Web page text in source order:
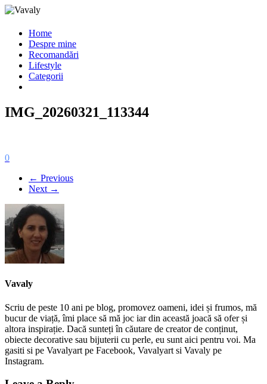
Home
Despre mine
Recomandări
Lifestyle
Categorii
IMG_20260321_113344
0
← Previous
Next →
Vavaly
Scriu de peste 10 ani pe blog, promovez oameni, idei și frumos, mă
bucur de viață, îmi place să mă joc iar din această joacă să ofer și
altora inspirație. Dacă sunteți în căutare de creator de conținut,
obiecte decorative sau bijuterii cu perle, eu sunt aici pentru voi. Ma
gasiti si pe Vavalyart pe Facebook, Vavalyart si Vavaly pe
Instagram.